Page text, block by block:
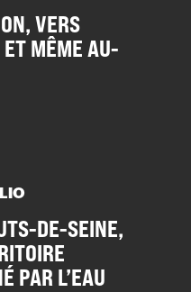
VERS
ET MÊME AU-
DE-SEINE,
PAR L’EAU